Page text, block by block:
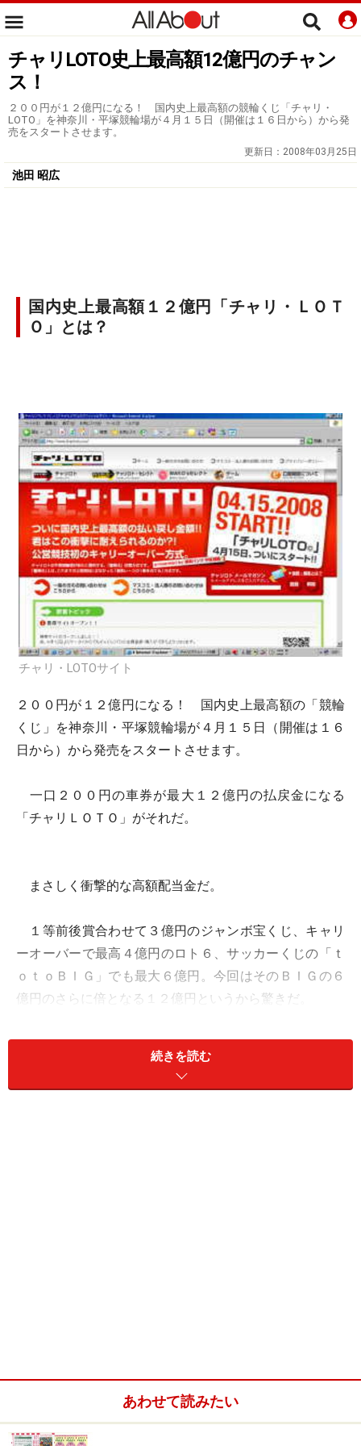
チャリLOTO史上最高額12億円のチャン
ス！
２００円が１２億円になる！ 国内史上最高額の競輪くじ「チャリ・
LOTO」を神奈川・平塚競輪場が４月１５日（開催は１６日から）から発
売をスタートさせます。
更新日： 2008年03月25日
池田 昭広
国内史上最高額１２億円「チャリ・ＬＯＴ
Ｏ」とは？
チャリ・LOTOサイト
２００円が１２億円になる！ 国内史上最高額の「競輪
くじ」を神奈川・平塚競輪場が４月１５日（開催は１６
日から）から発売をスタートさせます。
一口２００円の車券が最大１２億円の払戻金になる
「チャリＬＯＴＯ」がそれだ。
まさしく衝撃的な高額配当金だ。
１等前後賞合わせて３億円のジャンボ宝くじ、キャリ
ーオーバーで最高４億円のロト６、サッカーくじの「ｔ
ｏｔｏＢＩＧ」でも最大６億円。今回はそのＢＩＧの６
億円のさらに倍となる１２億円というから驚きだ。
１２億円の「チャリＬＯＴＯ」の買い方は、「ｔｏｔ
ｏＢＩＧ」と基本的には同じ。
奈川の平塚競輪場へ買いに行くしかないのか？．．．っ
て、いえいえそんなことはありませんよ。
※記事内容は執筆時点のものです。最新の内容をご確認くださ
続きを読む
あわせて読みたい